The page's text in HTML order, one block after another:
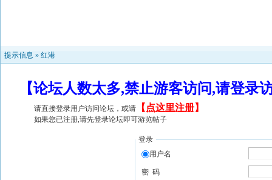
提示信息 » 红港
【论坛人数太多,禁止游客访问,请登
请直接登录用户访问论坛，或请 【 点这里注册】
如果您已注册,请先登录论坛即可游览帖子
登录
用户名
密 码